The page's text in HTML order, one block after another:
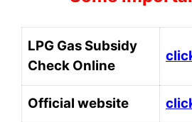
LPG Gas Subsidy
Check Online
Official website